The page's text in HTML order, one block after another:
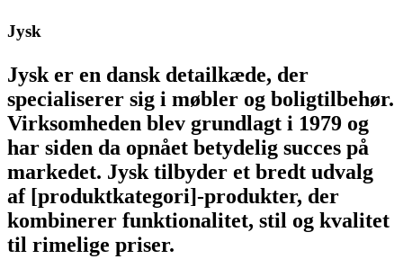
Jysk
Jysk er en dansk detailkæde, der
specialiserer sig i møbler og boligtilbehør.
Virksomheden blev grundlagt i 1979 og
har siden da opnået betydelig succes på
markedet. Jysk tilbyder et bredt udvalg
af [produktkategori]-produkter, der
kombinerer funktionalitet, stil og kvalitet
til rimelige priser.